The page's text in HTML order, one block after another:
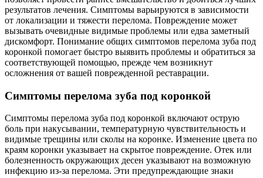
результатов лечения. Симптомы варьируются в зависимости
от локализации и тяжести перелома. Повреждение может
вызывать очевидные видимые проблемы или едва заметный
дискомфорт. Понимание общих симптомов перелома зуба под
коронкой помогает быстро выявить проблемы и обратиться за
соответствующей помощью, прежде чем возникнут
осложнения от вашей поврежденной реставрации.
Симптомы перелома зуба под коронкой
Симптомы перелома зуба под коронкой включают острую
боль при накусывании, температурную чувствительность и
видимые трещины или сколы на коронке. Изменение цвета по
краям коронки указывает на скрытое повреждение. Отек или
болезненность окружающих десен указывают на возможную
инфекцию из-за перелома. Эти предупреждающие знаки